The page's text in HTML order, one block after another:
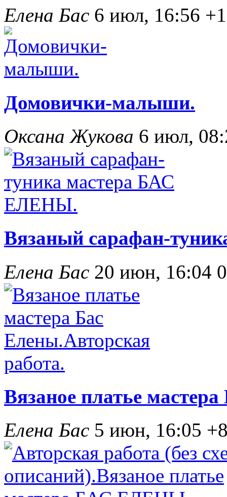
Елена Бас 6 июл, 16:56
Домовички-малыши.
Оксана Жукова 6 июл,
Вязаный сарафан-
Елена Бас 20 июн, 16:04 0
Вязаное платье
Елена Бас 5 июн, 16:05